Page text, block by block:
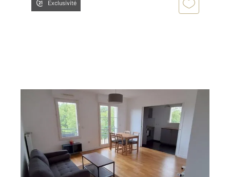
Exclusivité
MAISONS LAFFITTE 78
64,63 m 2, 3 pièces
Ref : 18933
Appartement F3 à louer
1 769 €
par mois charges comprises